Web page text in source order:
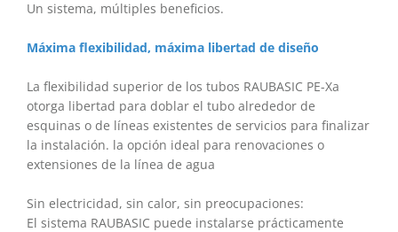
Un sistema, múltiples beneficios.
Máxima flexibilidad, máxima libertad de diseño
La flexibilidad superior de los tubos RAUBASIC PE-Xa
otorga libertad para doblar el tubo alrededor de
esquinas o de líneas existentes de servicios para finalizar
la instalación. la opción ideal para renovaciones o
extensiones de la línea de agua
Sin electricidad, sin calor, sin preocupaciones:
El sistema RAUBASIC puede instalarse prácticamente